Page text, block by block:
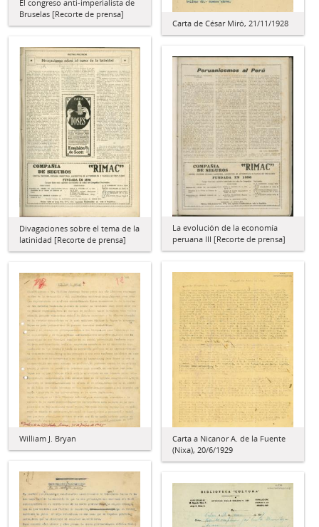
El congreso anti-imperialista de
Bruselas [Recorte de prensa]
Carta de César Miró, 21/11/1928
Divagaciones sobre el tema de la
latinidad [Recorte de prensa]
La evolución de la economía
peruana III [Recorte de prensa]
Carta a Nicanor A. de la Fuente
(Nixa), 20/6/1929
William J. Bryan